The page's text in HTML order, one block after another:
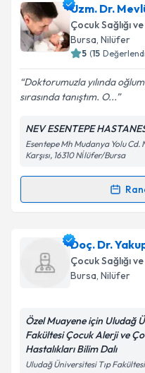
Uzm. Dr. Süleyman
talebi oluşturun. Size
için bir takvim
bilgilendireceğiz.
E-posta Adresiniz
Kişisel
Metni'ni okudum
kapsamda
Uzm. Dr.
Çocuk Sağlığı
Bursa, Nilüfer
5 (15
Doktorumuzla yılında
sırasında tanıştım. O...
NEV ESENTEPE
Esentepe Mh Mudanya Yolu Cd.
Karşısı, 16310 Ni̇lüfer/Bursa
Randevu
Uzm. Dr. Mevlüt
oluşturun. Size bu
takvim
Kişisel
Doç. Dr.
Çocuk Sağlığı
Bursa, Nilüfer
Özel Muayene için Uludağ
Fakültesi Çocuk Alerji ve
Hastalıkları Bilim Dalı
Uludağ Üniversitesi Tıp